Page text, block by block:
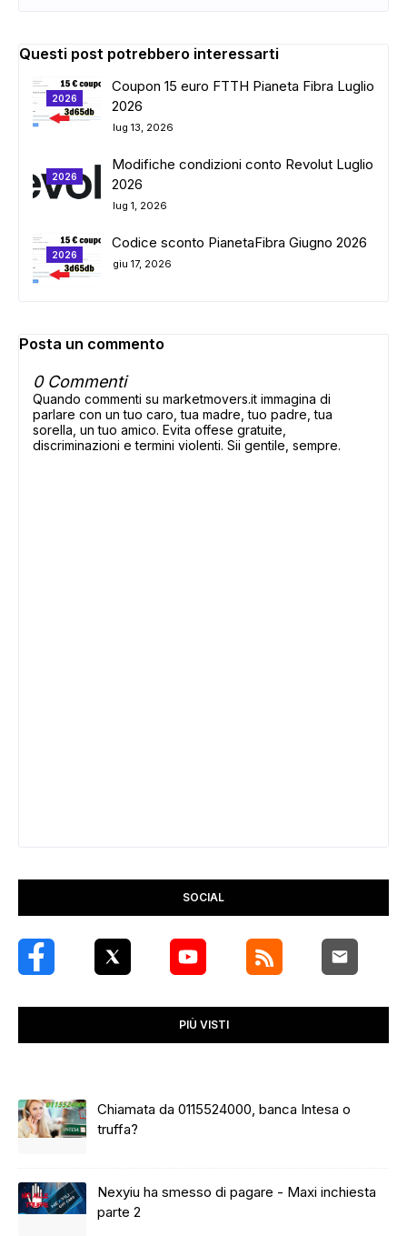
Questi post potrebbero interessarti
2026
Coupon 15 euro FTTH Pianeta Fibra Luglio
2026
lug 13, 2026
2026
Modifiche condizioni conto Revolut Luglio
2026
lug 1, 2026
2026
Codice sconto PianetaFibra Giugno 2026
giu 17, 2026
Posta un commento
0 Commenti
Quando commenti su marketmovers.it immagina di
parlare con un tuo caro, tua madre, tuo padre, tua
sorella, un tuo amico. Evita offese gratuite,
discriminazioni e termini violenti. Sii gentile, sempre.
SOCIAL
PIÙ VISTI
Chiamata da 0115524000, banca Intesa o
truffa?
Nexyiu ha smesso di pagare - Maxi inchiesta
parte 2